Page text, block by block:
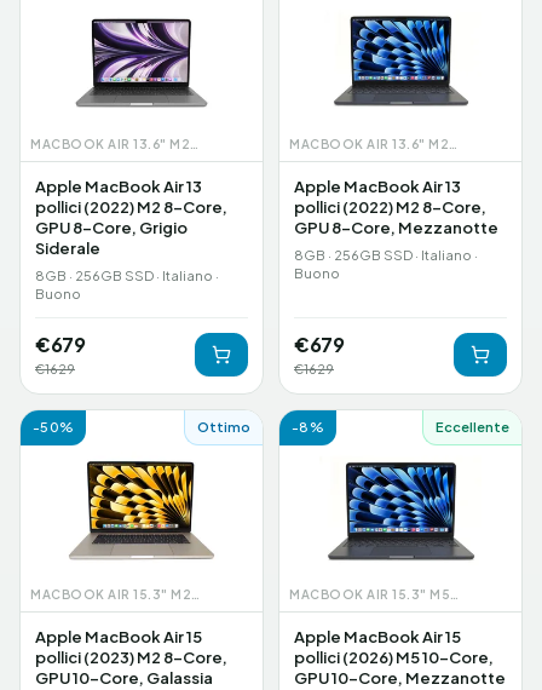
Apple MacBook Air 13
pollici (2022) M2 8-Core,
GPU 8-Core, Grigio
Siderale
8GB · 256GB SSD · Italiano ·
Buono
€679
€1629
Apple MacBook Air 13
pollici (2022) M2 8-Core,
GPU 8-Core, Mezzanotte
8GB · 256GB SSD · Italiano ·
Buono
€679
€1629
-50% Ottimo
Apple MacBook Air 15
pollici (2023) M2 8-Core,
GPU 10-Core, Galassia
-8 % Eccellente
Apple MacBook Air 15
pollici (2026) M5 10-Core,
GPU 10-Core, Mezzanotte